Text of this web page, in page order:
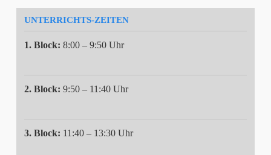
UNTERRICHTS-ZEITEN
1. Block: 8:00 – 9:50 Uhr
2. Block: 9:50 – 11:40 Uhr
3. Block: 11:40 – 13:30 Uhr